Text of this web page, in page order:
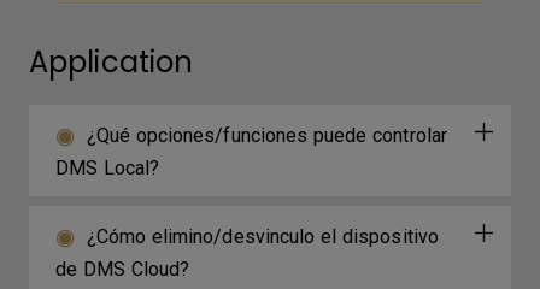
Application
¿Qué opciones/funciones puede controlar
DMS Local?
¿Cómo elimino/desvinculo el dispositivo
de DMS Cloud?